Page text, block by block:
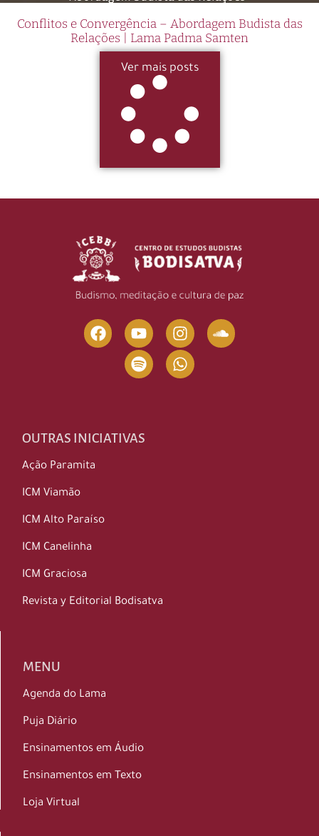
Conflitos e Convergência – Abordagem Budista das
Relações | Lama Padma Samten
Ver mais posts
OUTRAS INICIATIVAS
Ação Paramita
ICM Viamão
ICM Alto Paraíso
ICM Canelinha
ICM Graciosa
Revista y Editorial Bodisatva
MENU
Agenda do Lama
Puja Diário
Ensinamentos em Áudio
Ensinamentos em Texto
Loja Virtual